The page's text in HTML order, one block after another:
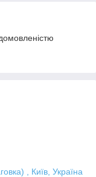
, Київ, Україна